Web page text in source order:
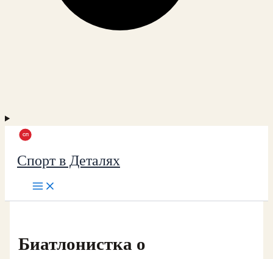
Спорт в Деталях
Биатлонистка о